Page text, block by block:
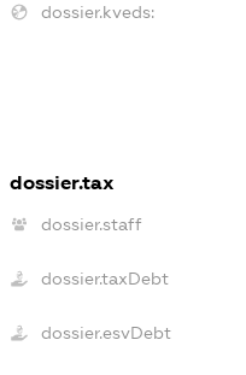
dossier.kveds:
dossier.tax
dossier.staff
dossier.taxDebt
dossier.esvDebt